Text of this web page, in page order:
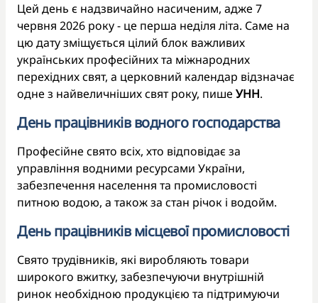
Цей день є надзвичайно насиченим, адже 7
червня 2026 року - це перша неділя літа. Саме на
цю дату зміщується цілий блок важливих
українських професійних та міжнародних
перехідних свят, а церковний календар відзначає
одне з найвеличніших свят року, пише УНН.
День працівників водного господарства
Професійне свято всіх, хто відповідає за
управління водними ресурсами України,
забезпечення населення та промисловості
питною водою, а також за стан річок і водойм.
День працівників місцевої промисловості
Свято трудівників, які виробляють товари
широкого вжитку, забезпечуючи внутрішній
ринок необхідною продукцією та підтримуючи